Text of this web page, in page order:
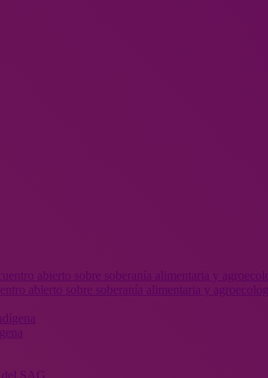
abierto sobre soberanía alimentaria y
del SAG